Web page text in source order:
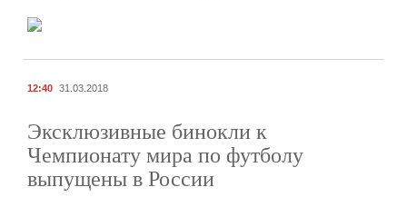
12:40 31.03.2018
Эксклюзивные бинокли к
Чемпионату мира по футболу
выпущены в России